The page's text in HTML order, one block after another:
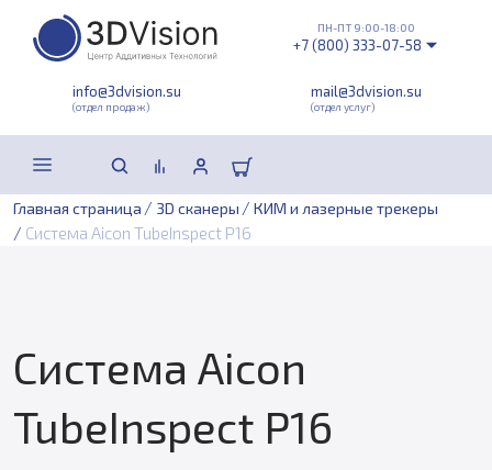
info@3dvision.su
(отдел продаж)
mail@3dvision.su
(отдел услуг)
ПН-ПТ 9:00-18:00
+7 (800) 333-07-58
Главная страница / 3D сканеры / КИМ и лазерные трекеры
/ Система Aicon TubeInspect P16
Система Aicon
TubeInspect P16